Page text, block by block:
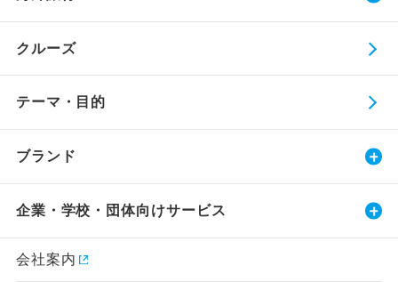
クルーズ
テーマ・目的
ブランド
企業・学校・団体向けサービス
会社案内